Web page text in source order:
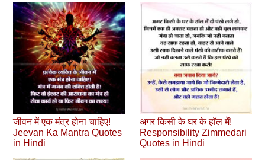
जीवन में एक मंत्र होना चाहिए!
Jeevan Ka Mantra Quotes
in Hindi
अगर किसी के घर के हाॅल में!
Responsibility Zimmedari
Quotes in Hindi